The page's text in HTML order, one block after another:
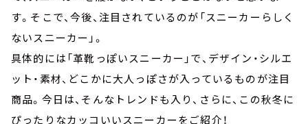
す。そこで、今後、注目されているのが「スニーカーらしく
ないスニーカー」。
具体的には「革靴っぽいスニーカー」で、デザイン・シルエ
ット・素材、どこかに大人っぽさが入っているものが注目
商品。今日は、そんなトレンドも入り、さらに、この秋冬に
ぴったりなカッコいいスニーカーをご紹介！